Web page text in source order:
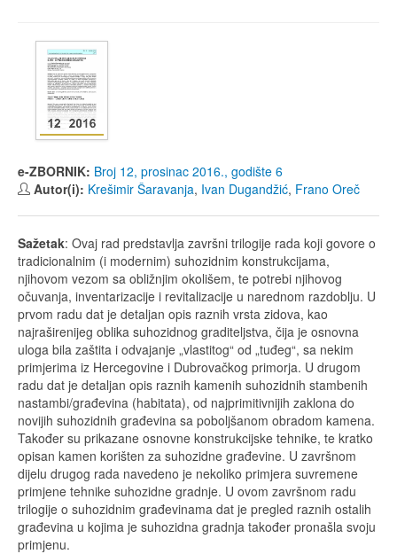
e-ZBORNIK: Broj 12, prosinac 2016., godište 6
Autor(i): Krešimir Šaravanja, Ivan Dugandžić, Frano Oreč
Sažetak: Ovaj rad predstavlja završni trilogije rada koji govore o
tradicionalnim (i modernim) suhozidnim konstrukcijama,
njihovom vezom sa obližnjim okolišem, te potrebi njihovog
očuvanja, inventarizacije i revitalizacije u narednom razdoblju. U
prvom radu dat je detaljan opis raznih vrsta zidova, kao
najraširenijeg oblika suhozidnog graditeljstva, čija je osnovna
uloga bila zaštita i odvajanje „vlastitog“ od „tuđeg“, sa nekim
primjerima iz Hercegovine i Dubrovačkog primorja. U drugom
radu dat je detaljan opis raznih kamenih suhozidnih stambenih
nastambi/građevina (habitata), od najprimitivnijih zaklona do
novijih suhozidnih građevina sa poboljšanom obradom kamena.
Također su prikazane osnovne konstrukcijske tehnike, te kratko
opisan kamen korišten za suhozidne građevine. U završnom
dijelu drugog rada navedeno je nekoliko primjera suvremene
primjene tehnike suhozidne gradnje. U ovom završnom radu
trilogije o suhozidnim građevinama dat je pregled raznih ostalih
građevina u kojima je suhozidna gradnja također pronašla svoju
primjenu.